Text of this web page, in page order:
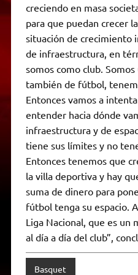
creciendo en masa
para que puedan crecer
situación de crecimiento
de infraestructura, en
somos como club.
también de fútbol,
Entonces vamos a
entender hacia dónde
infraestructura y de
tiene sus límites y no
Entonces tenemos que
la villa deportiva y hay
suma de dinero para
fútbol tenga su espacio.
Liga Nacional, que es
al día a día del club”,
Basquet